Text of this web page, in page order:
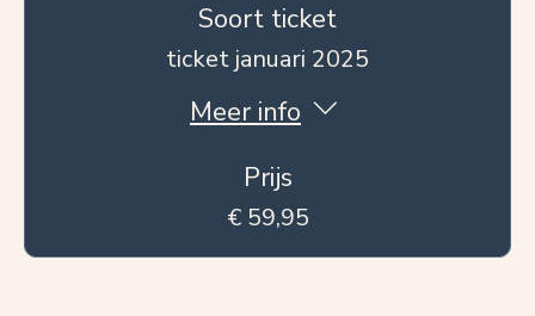
Soort ticket
ticket januari 2025
Meer info
Prijs
€ 59,95